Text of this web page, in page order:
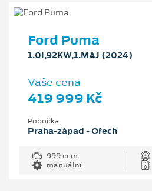
Ford Puma
1.0i,92KW,1.MAJ (2024)
Vaše cena
419 999 Kč
Pobočka
Praha-západ - Ořech
999 ccm
manuální